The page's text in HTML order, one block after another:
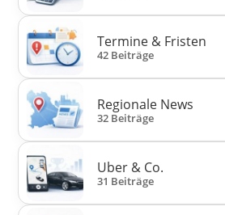
Termine & Fristen
42 Beiträge
Regionale News
32 Beiträge
Uber & Co.
31 Beiträge